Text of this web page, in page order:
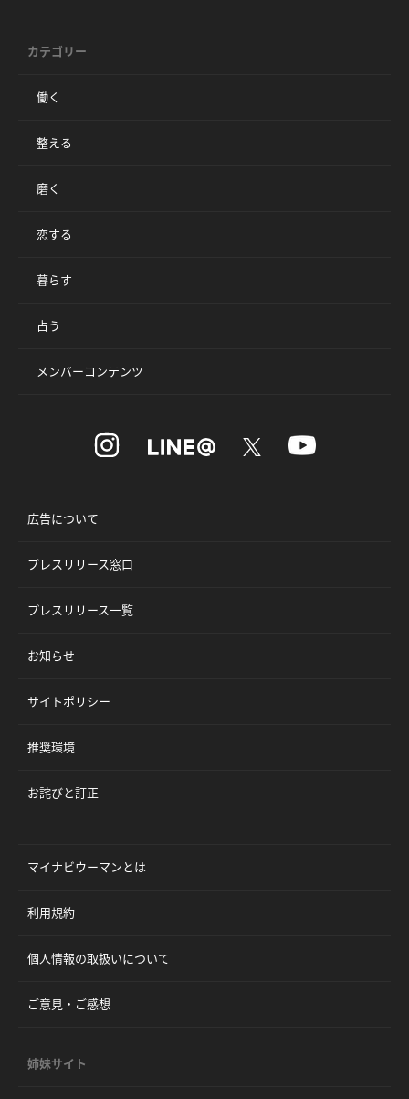
カテゴリー
働く
整える
磨く
恋する
暮らす
占う
メンバーコンテンツ
広告について
プレスリリース窓口
プレスリリース一覧
お知らせ
サイトポリシー
推奨環境
お詫びと訂正
マイナビウーマンとは
利用規約
個人情報の取扱いについて
ご意見・ご感想
姉妹サイト